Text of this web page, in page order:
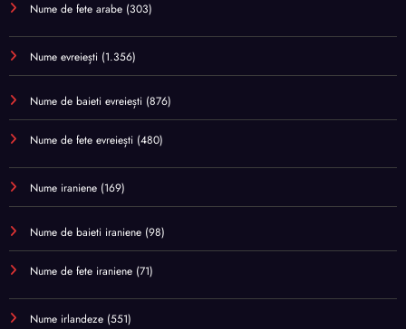
Nume de fete arabe (303)
Nume evreiești (1.356)
Nume de baieti evreiești (876)
Nume de fete evreiești (480)
Nume iraniene (169)
Nume de baieti iraniene (98)
Nume de fete iraniene (71)
Nume irlandeze (551)